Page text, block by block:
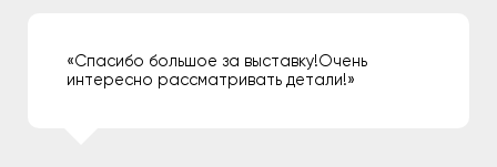
«Спасибо большое за выставку!Очень
интересно рассматривать детали!»